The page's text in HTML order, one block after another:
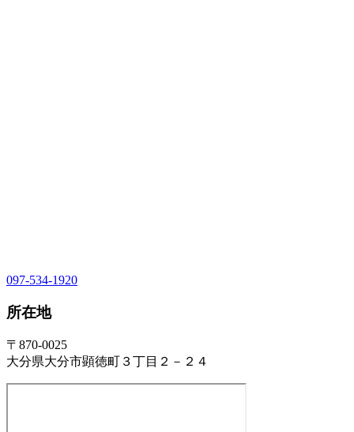
097-534-1920
所在地
〒870-0025
大分県大分市顕徳町３丁目２－２４